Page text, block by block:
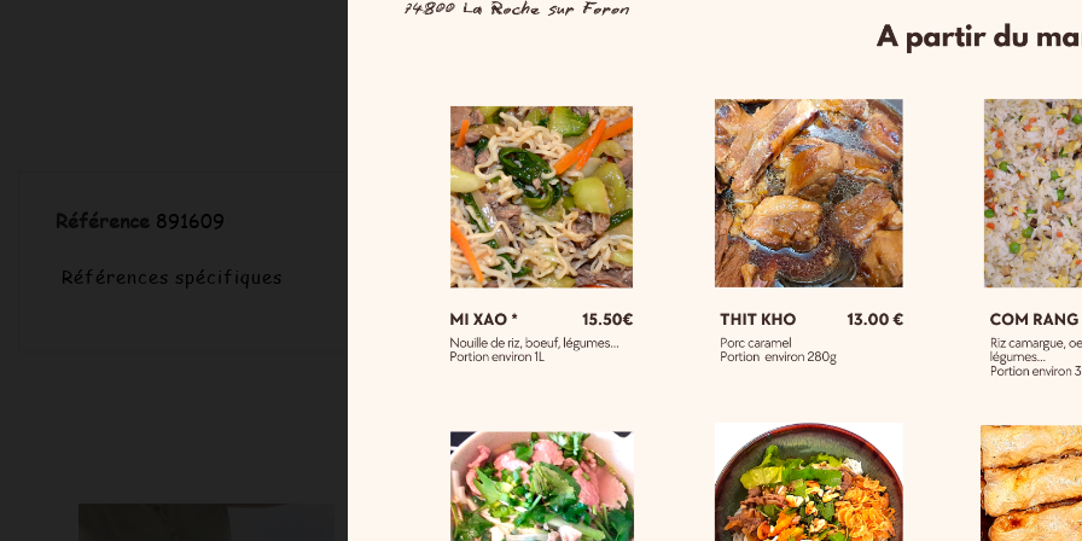
DÉTAILS DU PRODUIT COMMENTAIRES
Référence 891609
Références spécifiques
16 Autres Produits Dans La Même